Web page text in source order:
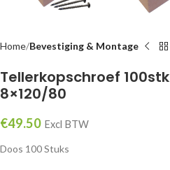
Home Bevestiging & Montage
Tellerkopschroef 100stk
8×120/80
€49.50 Excl BTW
Doos 100 Stuks